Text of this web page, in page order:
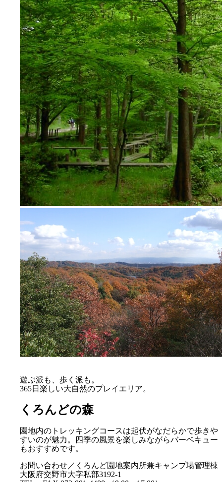
遊ぶ派も、歩く派も。
365日楽しい大自然のプレイエリア。
くろんどの森
園地内のトレッキングコースは起伏がなだらかで歩きや
すいのが魅力。四季の風景を楽しみながらバーベキュー
もおすすめです。
お問い合わせ／くろんど園地案内所兼キャンプ場管理棟
大阪府交野市大字私部3192-1